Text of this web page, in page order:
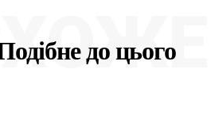
до цього